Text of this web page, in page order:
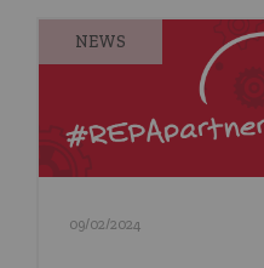
NEWS
09/02/2024